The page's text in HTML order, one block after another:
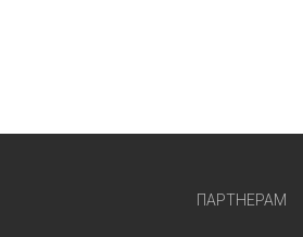
ПАРТНЕРАМ